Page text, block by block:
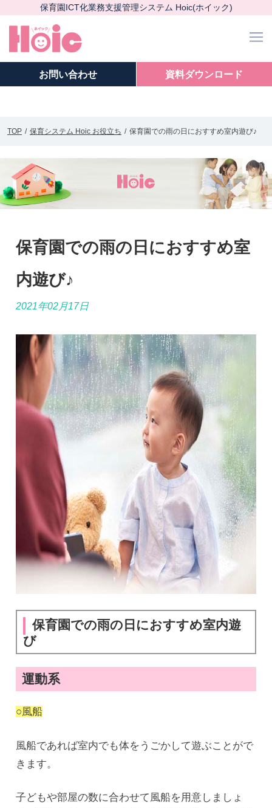
保育園ICT化業務支援管理システム Hoic(ホイック)
お問い合わせ 資料ダウンロード
TOP 保育システム Hoic お役立ち 保育園での雨の日におすすめ室内遊び♪
保育園での雨の日におすすめ室
内遊び♪
2021年02月17日
保育園での雨の日におすすめ室内遊
び
運動系
○風船
風船であれば室内でも体をうごかして遊ぶことがで
きます。
子どもや部屋の数に合わせて風船を用意しましょ